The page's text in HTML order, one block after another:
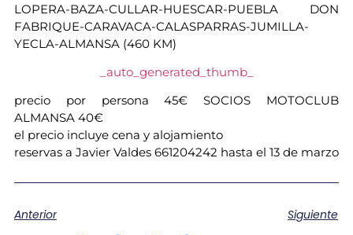
LOPERA-BAZA-CULLAR-HUESCAR-PUEBLA DON
FABRIQUE-CARAVACA-CALASPARRAS-JUMILLA-
YECLA-ALMANSA (460 KM)
_auto_generated_thumb_
precio por persona 45€ SOCIOS MOTOCLUB
ALMANSA 40€
el precio incluye cena y alojamiento
reservas a Javier Valdes 661204242 hasta el 13 de marzo
Anterior Siguiente